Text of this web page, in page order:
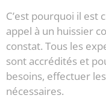
C’est pourquoi il est
appel à un huissier
constat. Tous les
sont accrédités et
besoins, effectuer
nécessaires.